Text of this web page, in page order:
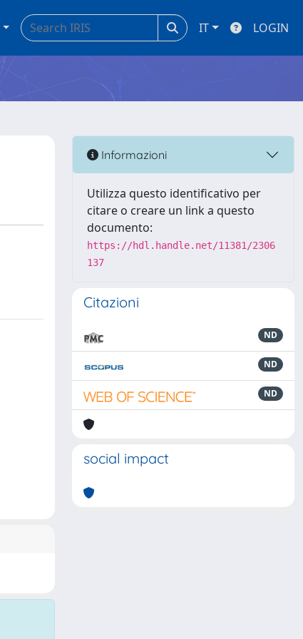
IT LOGIN
Informazioni
Utilizza questo identificativo per
citare o creare un link a questo
documento:
https://hdl.handle.net/11381/2306
137
Citazioni
ND
ND
ND
social impact